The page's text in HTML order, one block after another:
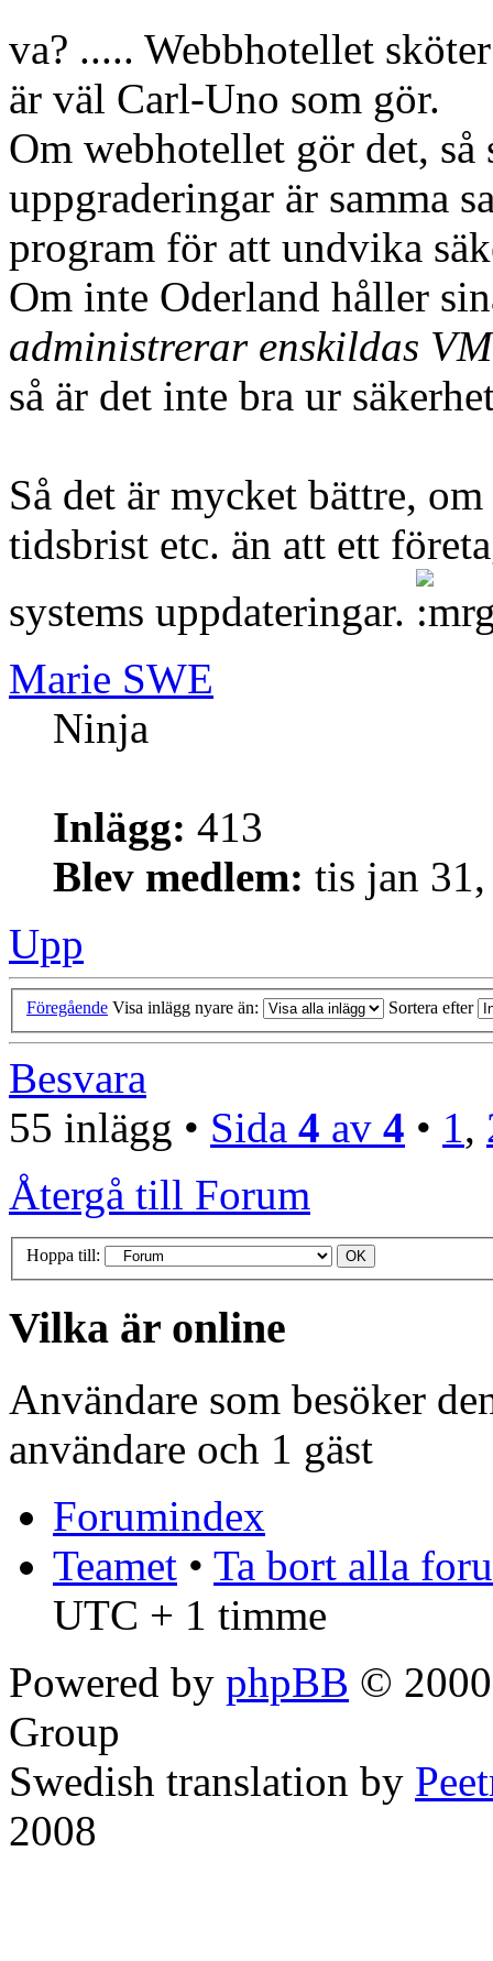
va? ..... Webbhotellet
är väl Carl-Uno som gör.
Om webhotellet gör det, så
uppgraderingar är samma
program för att undvika
Om inte Oderland håller
administrerar enskildas
så är det inte bra ur
Så det är mycket bättre,
tidsbrist etc. än att ett
systems uppdateringar.
Marie SWE
Ninja
Inlägg: 413
Blev medlem: tis jan
Upp
Föregående Visa inlägg nyare än: Sortera efter
Besvara
55 inlägg • Sida 4 av 4 • 1,
Återgå till Forum
Hoppa till:
Vilka är online
Användare som besöker
användare och 1 gäst
Forumindex
Teamet • Ta bort alla
UTC + 1 timme
Powered by phpBB ©
Group
Swedish translation by
2008